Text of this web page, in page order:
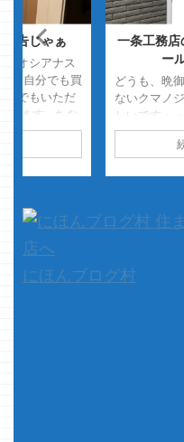
告じゃぁ
オシアナス
自分でも買
でもいただ
てます ちな
・・ウフフ
けて無かっ
ょ ...
一条工務店
ー
どうも、晩
ないクマノ
しいです・
れば火傷す
た矢先 たま
ョールームの
にほんブログ村